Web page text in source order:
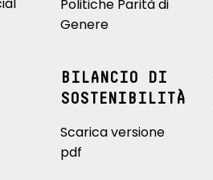
Politiche Parità di
Genere
BILANCIO DI
SOSTENIBILITÀ
Scarica versione
pdf